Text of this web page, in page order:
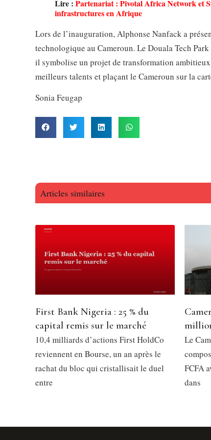
Lire : Partenariat : Pivotal Africa Network et
infrastructures en Afrique
Lors de l’inauguration, Alphonse Nanfack a
technologique au Cameroun. Le Douala Tech
il symbolise un projet de transformation
meilleurs talents et plaçant le Cameroun sur la
Sonia Feugap
Articles similaires
First Bank Nigeria : 25 % du
capital remis sur le marché
10,4 milliards d’actions First HoldCo
reviennent en Bourse, un an après le
rachat du bloc qui cristallisait le duel
entre
Le
FCFA
dans